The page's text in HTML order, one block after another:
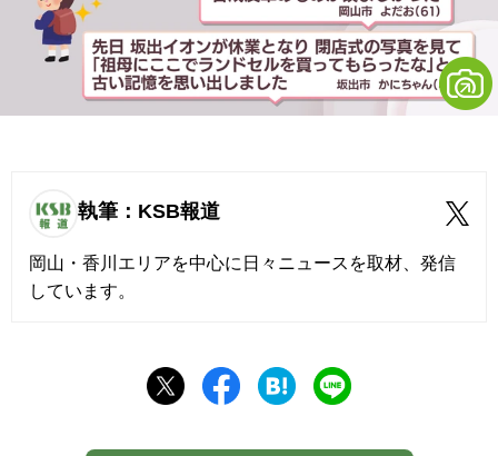
執筆：KSB報道
岡山・香川エリアを中心に日々ニュースを取材、発信
しています。